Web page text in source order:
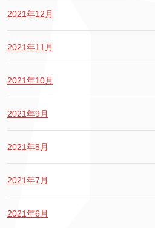
2021年12月
2021年11月
2021年10月
2021年9月
2021年8月
2021年7月
2021年6月